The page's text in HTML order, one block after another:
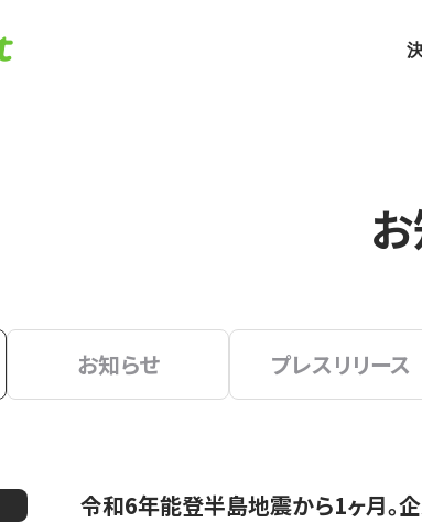
お知らせ プレスリリース
令和6年能登半島地震から1ヶ月。